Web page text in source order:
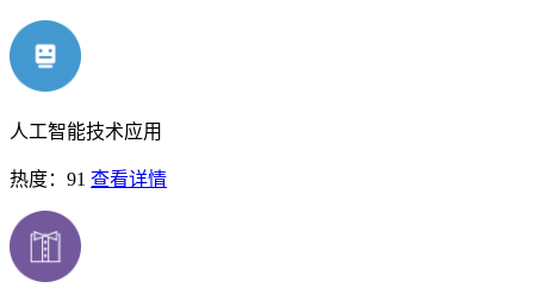
人工智能技术应用
热度：91 查看详情